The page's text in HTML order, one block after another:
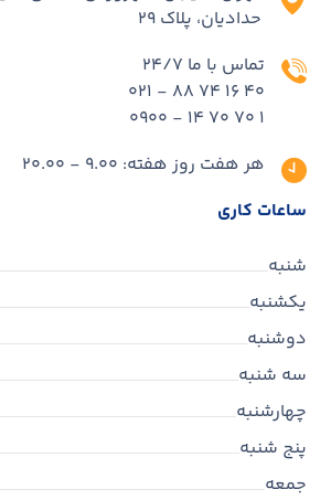
حدادیان، پلاک ۲۹
تماس با ما 24/7
40 16 74 88 - 021
1 70 70 14 - 0900
هر هفت روز هفته: 9.00 - 20.00
ساعات کاری
شنبه
یکشنبه
دوشنبه
سه شنبه
چهارشنبه
پنج شنبه
جمعه